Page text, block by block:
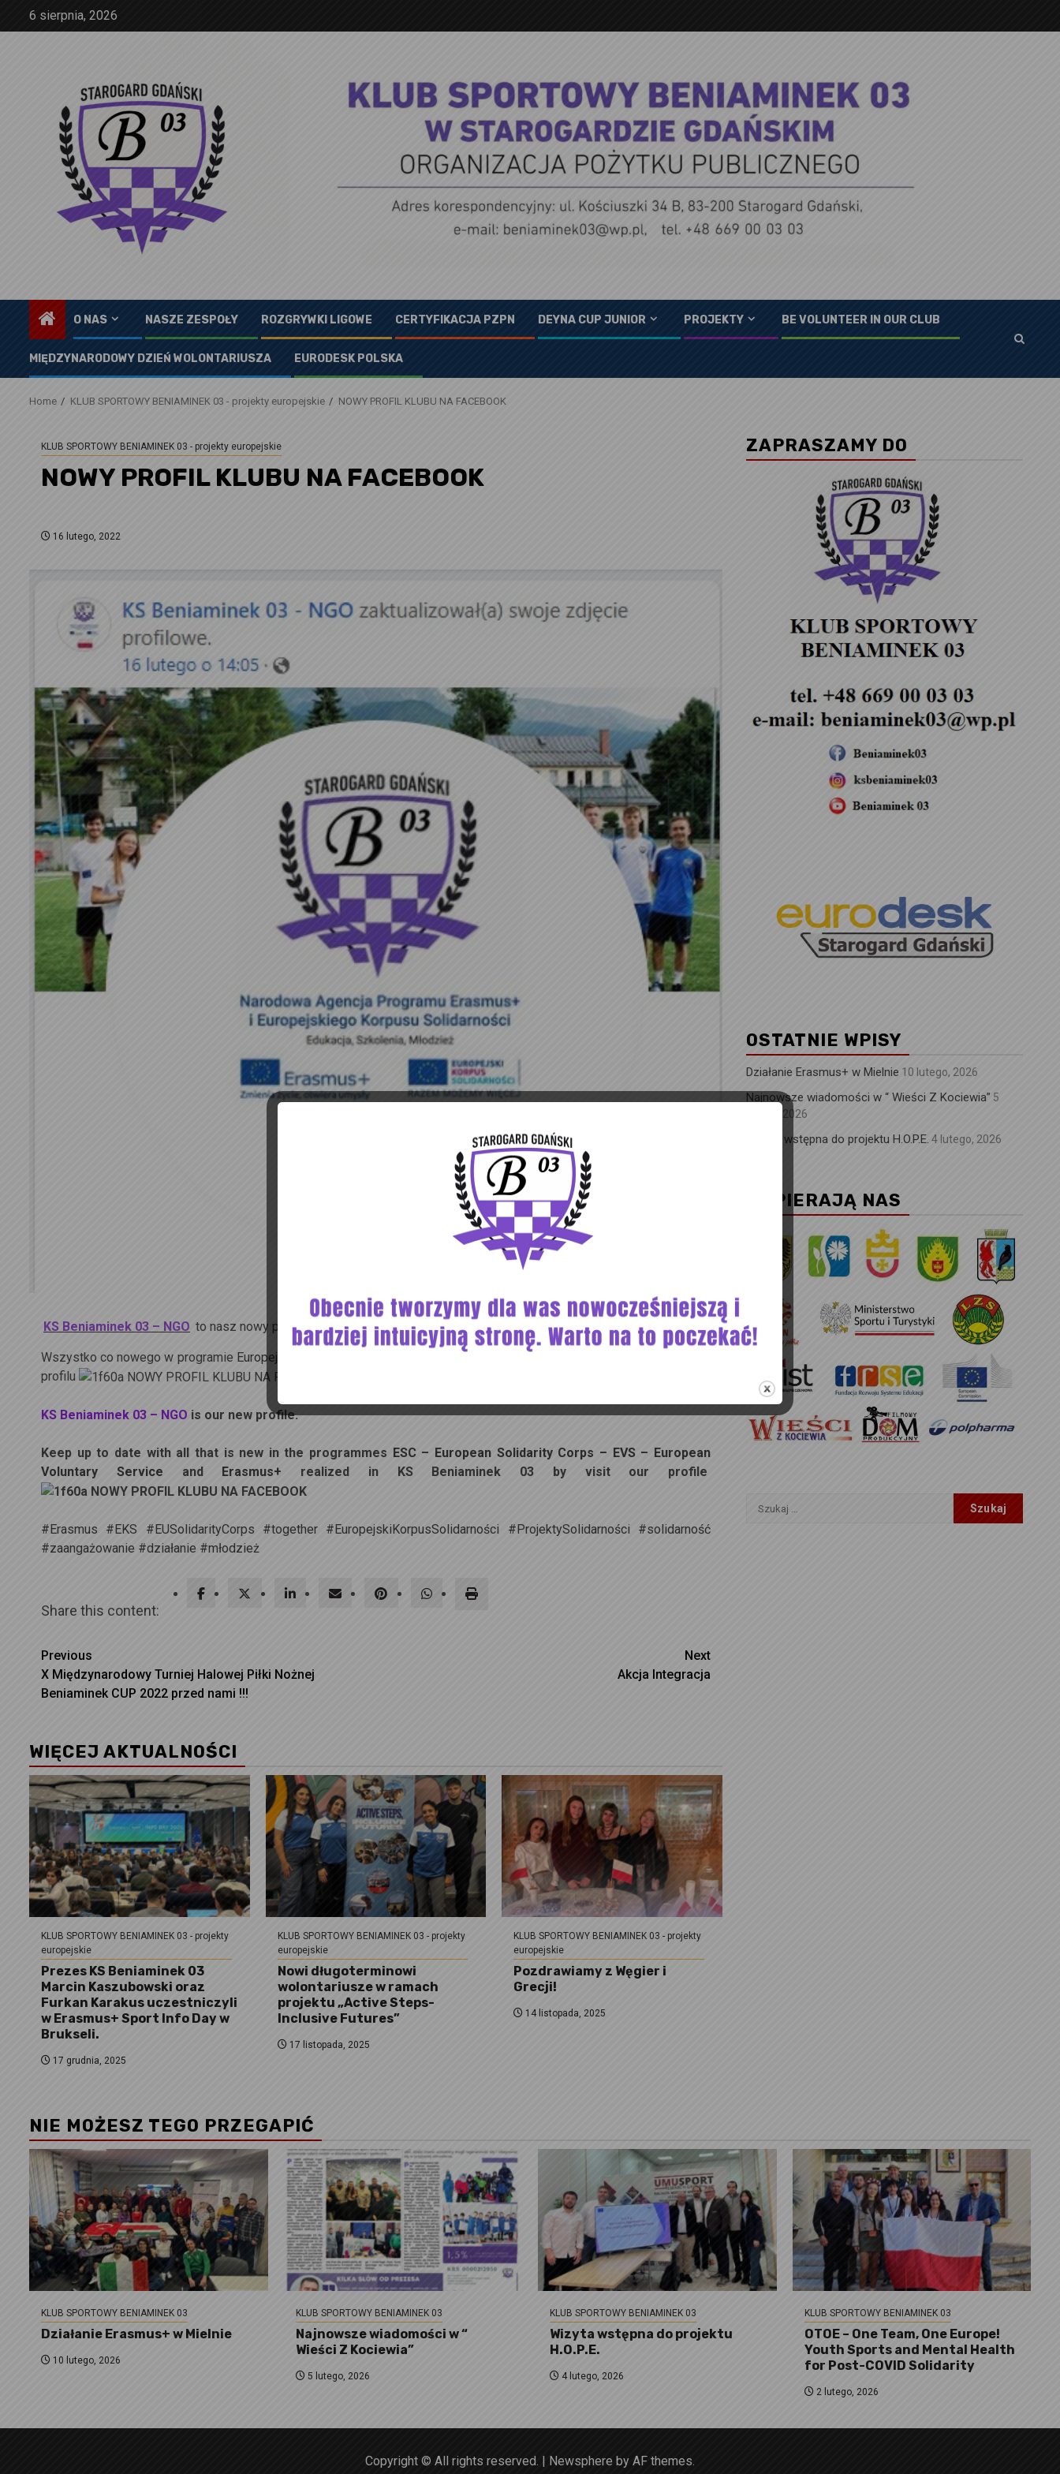
6 sierpnia, 2026
O NAS NASZE ZESPOŁY ROZGRYWKI LIGOWE CERTYFIKACJA PZPN DEYNA CUP JUNIOR PROJEKTY BE VOLUNTEER IN OUR CLUB
MIĘDZYNARODOWY DZIEŃ WOLONTARIUSZA EURODESK POLSKA
Home KLUB SPORTOWY BENIAMINEK 03 - projekty europejskie NOWY PROFIL KLUBU NA FACEBOOK
KLUB SPORTOWY BENIAMINEK 03 - projekty europejskie
NOWY PROFIL KLUBU NA FACEBOOK
16 lutego, 2022
KS Beniaminek 03 – NGO to nasz nowy profil.
Wszystko co nowego w programie Europejski Korpus Solidarności
profilu
KS Beniaminek 03 – NGO is our new profile.
Keep up to date with all that is new in the programmes ESC – European Solidarity Corps – EVS – European
Voluntary Service and Erasmus+ realized in KS Beniaminek 03 by visit our profile
#Erasmus #EKS #EUSolidarityCorps #together #EuropejskiKorpusSolidarności #ProjektySolidarności
#solidarność
#zaangażowanie #działanie #młodzież
Share this content:
Continue
Reading
Previous
X Międzynarodowy Turniej Halowej Piłki Nożnej
Beniaminek CUP 2022 przed nami !!!
Next
Akcja Integracja
WIĘCEJ AKTUALNOŚCI
KLUB SPORTOWY BENIAMINEK 03 - projekty
europejskie
Prezes KS Beniaminek 03
Marcin Kaszubowski oraz
Furkan Karakus uczestniczyli
w Erasmus+ Sport Info Day w
Brukseli.
17 grudnia, 2025
KLUB SPORTOWY BENIAMINEK 03 - projekty
europejskie
Nowi długoterminowi
wolontariusze w ramach
projektu „Active Steps-
Inclusive Futures”
17 listopada, 2025
KLUB SPORTOWY BENIAMINEK 03 - projekty
europejskie
Pozdrawiamy z Węgier i
Grecji!
14 listopada, 2025
ZAPRASZAMY DO
OSTATNIE WPISY
Działanie Erasmus+ w Mielnie 10 lutego, 2026
Najnowsze wiadomości w “ Wieści Z Kociewia” 5
lutego, 2026
Wizyta wstępna do projektu H.O.P.E. 4 lutego, 2026
WSPIERAJĄ NAS
Szukaj:
NIE MOŻESZ TEGO PRZEGAPIĆ
KLUB SPORTOWY BENIAMINEK 03
Działanie Erasmus+ w Mielnie
10 lutego, 2026
KLUB SPORTOWY BENIAMINEK 03
Najnowsze wiadomości w “
Wieści Z Kociewia”
5 lutego, 2026
KLUB SPORTOWY BENIAMINEK 03
Wizyta wstępna do projektu
H.O.P.E.
4 lutego, 2026
KLUB SPORTOWY BENIAMINEK 03
OTOE – One Team, One Europe!
Youth Sports and Mental Health
for Post-COVID Solidarity
2 lutego, 2026
Copyright © All rights reserved. | Newsphere by AF themes.